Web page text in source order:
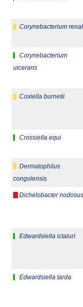
Corynebacterium
Corynebacterium
ulcerans
Coxiella burnetii
Crossiella equi
Dermatophilus
congolensis
Dichelobacter nodosus
Edwardsiella ictaluri
Edwardsiella tarda